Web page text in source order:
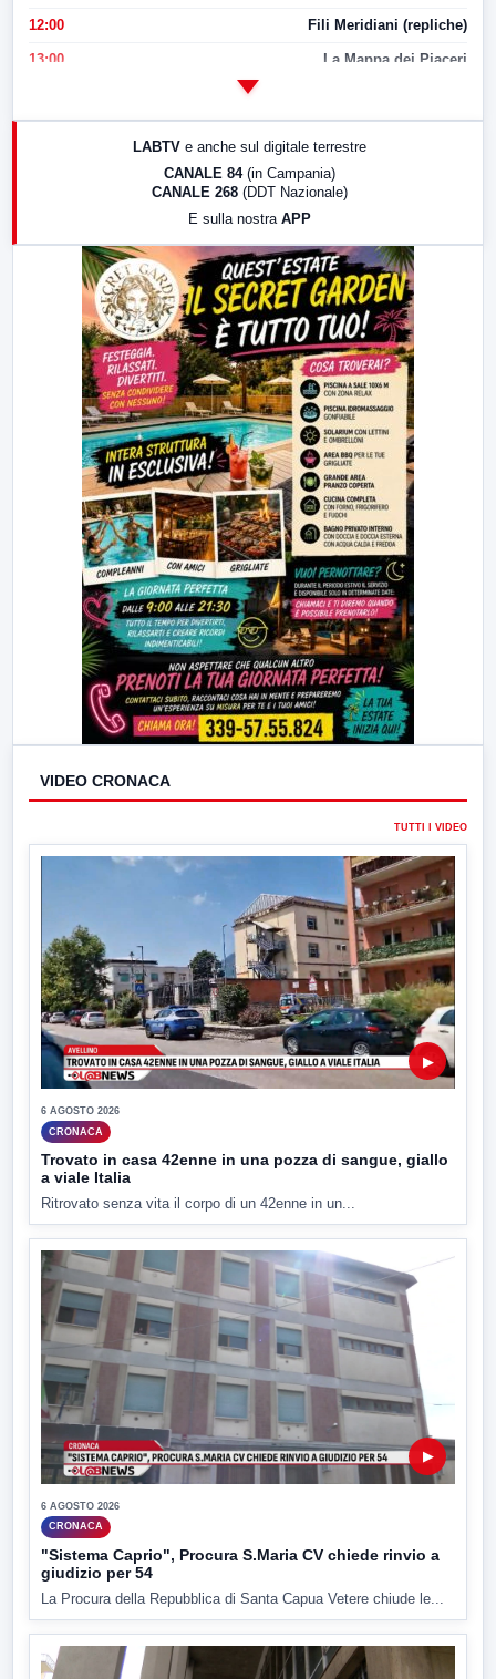
12:00 Fili Meridiani (repliche)
13:00 La Mappa dei Piaceri
LabNews (replica)
LABTV e anche sul digitale terrestre
CANALE 84 (in Campania)
CANALE 268 (DDT Nazionale)
E sulla nostra APP
VIDEO CRONACA
TUTTI I VIDEO
▶
6 AGOSTO 2026
CRONACA
Trovato in casa 42enne in una pozza di sangue, giallo
a viale Italia
Ritrovato senza vita il corpo di un 42enne in un...
▶
6 AGOSTO 2026
CRONACA
"Sistema Caprio", Procura S.Maria CV chiede rinvio a
giudizio per 54
La Procura della Repubblica di Santa Capua Vetere chiude le...